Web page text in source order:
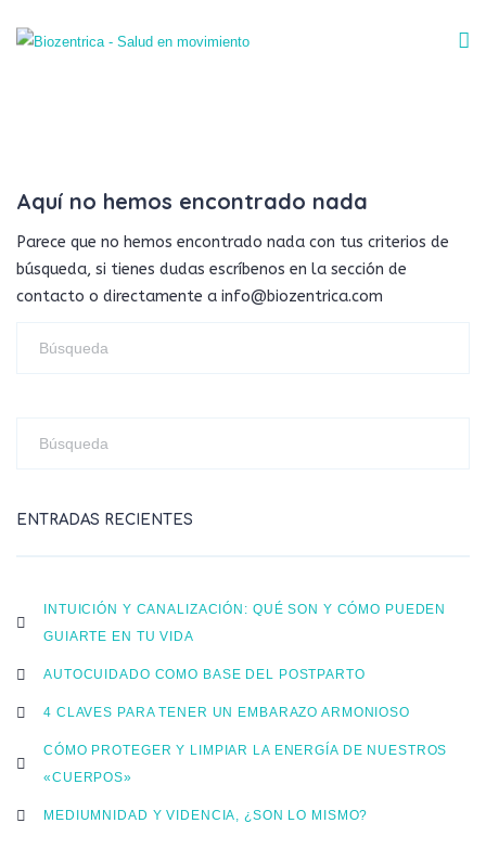
Aquí no hemos encontrado nada
Parece que no hemos encontrado nada con tus criterios de
búsqueda, si tienes dudas escríbenos en la sección de
contacto o directamente a info@biozentrica.com
ENTRADAS RECIENTES
INTUICIÓN Y CANALIZACIÓN: QUÉ SON Y CÓMO PUEDEN
GUIARTE EN TU VIDA
AUTOCUIDADO COMO BASE DEL POSTPARTO
4 CLAVES PARA TENER UN EMBARAZO ARMONIOSO
CÓMO PROTEGER Y LIMPIAR LA ENERGÍA DE NUESTROS
«CUERPOS»
MEDIUMNIDAD Y VIDENCIA, ¿SON LO MISMO?